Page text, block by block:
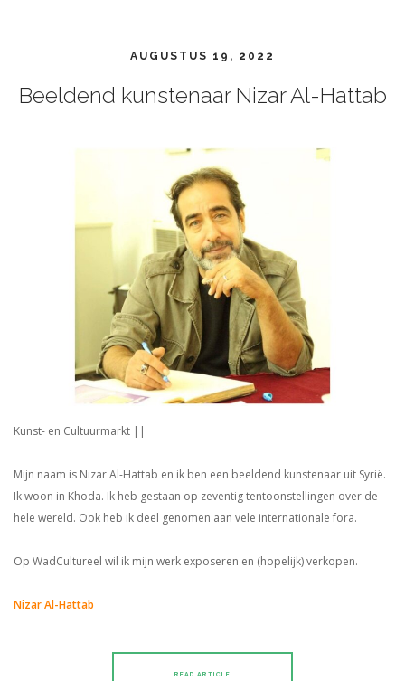
AUGUSTUS 19, 2022
Beeldend kunstenaar Nizar Al-Hattab
Kunst- en Cultuurmarkt ||
Mijn naam is Nizar Al-Hattab en ik ben een beeldend kunstenaar uit Syrië.
Ik woon in Khoda. Ik heb gestaan op zeventig tentoonstellingen over de
hele wereld. Ook heb ik deel genomen aan vele internationale fora.
Op WadCultureel wil ik mijn werk exposeren en (hopelijk) verkopen.
Nizar Al-Hattab
READ ARTICLE